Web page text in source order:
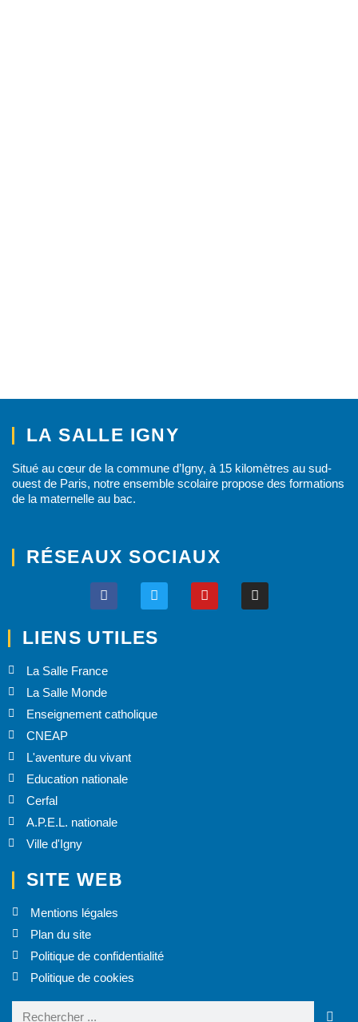
LA SALLE IGNY
Situé au cœur de la commune d’Igny, à 15 kilomètres au sud-
ouest de Paris, notre ensemble scolaire propose des formations
de la maternelle au bac.
RÉSEAUX SOCIAUX
LIENS UTILES
La Salle France
La Salle Monde
Enseignement catholique
CNEAP
L'aventure du vivant
Education nationale
Cerfal
A.P.E.L. nationale
Ville d'Igny
SITE WEB
Mentions légales
Plan du site
Politique de confidentialité
Politique de cookies